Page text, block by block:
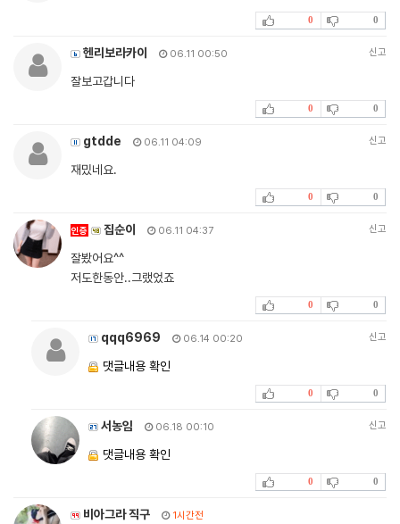
0 0
헨리보라카이 06.11 00:50 신고
잘보고갑니다
0 0
gtdde 06.11 04:09 신고
재밌네요.
0 0
인증 집순이 06.11 04:37 신고
잘봤어요^^
저도한동안..그랬었죠
0 0
qqq6969 06.14 00:20 신고
댓글내용 확인
0 0
서농임 06.18 00:10 신고
댓글내용 확인
0 0
비아그라 직구 1시간전